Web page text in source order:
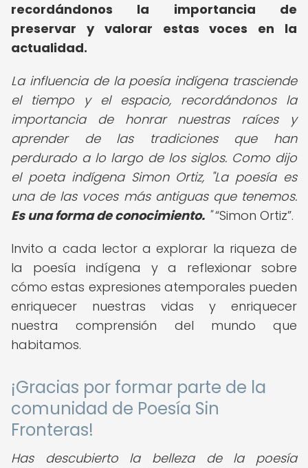
recordándonos la importancia de
preservar y valorar estas voces en la
actualidad.
La influencia de la poesía indígena trasciende
el tiempo y el espacio, recordándonos la
importancia de honrar nuestras raíces y
aprender de las tradiciones que han
perdurado a lo largo de los siglos. Como dijo
el poeta indígena Simon Ortiz, "La poesía es
una de las voces más antiguas que tenemos.
Es una forma de conocimiento. " Simon Ortiz .
Invito a cada lector a explorar la riqueza de
la poesía indígena y a reflexionar sobre
cómo estas expresiones atemporales pueden
enriquecer nuestras vidas y enriquecer
nuestra comprensión del mundo que
habitamos.
¡Gracias por formar parte de la
comunidad de Poesía Sin
Fronteras!
Has descubierto la belleza de la poesía